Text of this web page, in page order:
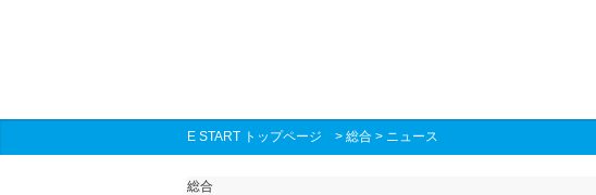
E START トップページ > 総合 > ニュース
総合